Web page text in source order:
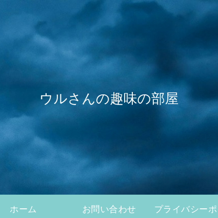
ウルさんの趣味の部屋
ホーム お問い合わせ プライバシー